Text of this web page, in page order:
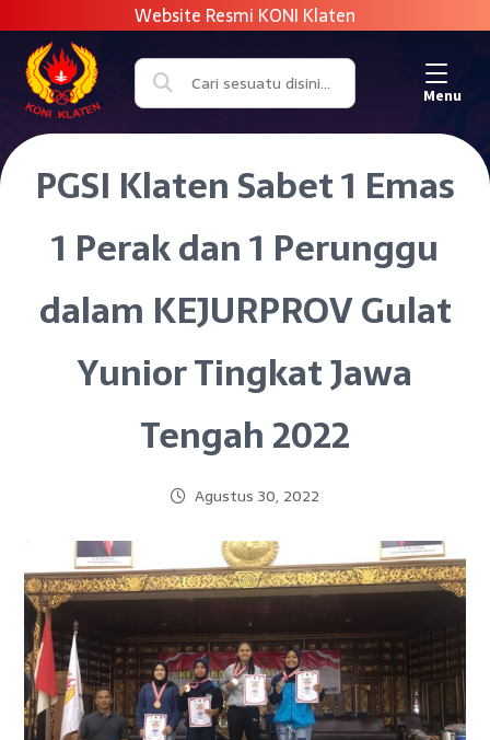
Menu
PGSI Klaten Sabet 1 Emas
1 Perak dan 1 Perunggu
dalam KEJURPROV Gulat
Yunior Tingkat Jawa
Tengah 2022
Agustus 30, 2022